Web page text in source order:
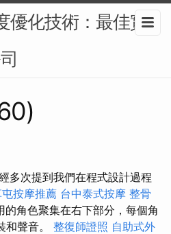
優化技術：最佳實
多次提到我們在程式設計過程
按摩推薦 台中泰式按摩 整骨
的角色聚集在右下部分，每個角
和聲音。 整復師證照 自助式外